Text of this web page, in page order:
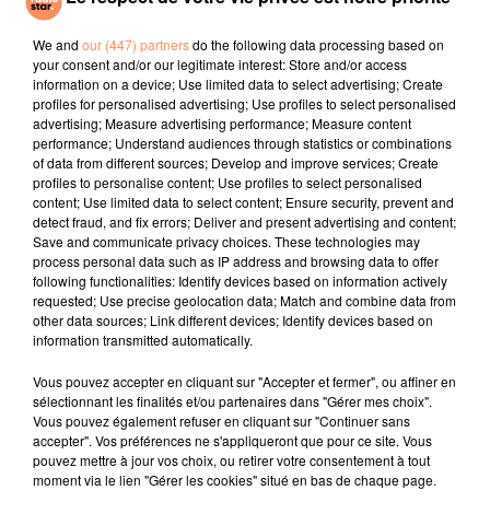
accélérer le déclin de l'industrie de la viande canine
70% des Sud-Coréens ne mangent pas de viande de
chien
La viande de chien fait depuis longtemps partie de la
tradition culinaire de la Corée du Sud, où environ un
million de chiens sont mangés chaque année, selon les
estimations. Néanmoins, cet usage décline. De plus en
plus de Sud-Coréens considèrent que le chien est
l'ami de l'homme plutôt qu'un animal de ferme
destiné à finir dans l'assiette. La pratique devient
taboue chez les jeunes générations et les défenseurs
des droits des animaux se font davantage entendre.
Selon une étude menée en 2017, 70% des Sud-
Coréens ne mangent pas de viande de chien. Mais
seuls 40% estiment qu'il faut interdire cette pratique.
Environ 65% des personnes interrogées estimaient
aussi qu'il fallait élever et abattre les chiens dans de
We and our (447) partnersdo the following data processing based on
your consent and/or our legitimate interest: Store and/or access
information on a device; Use limited data to select advertising; Create
profiles for personalised advertising; Use profiles to select personalised
advertising; Measure advertising performance; Measure content
performance; Understand audiences through statistics or combinations
of data from different sources; Develop and improve services; Create
profiles to personalise content; Use profiles to select personalised
content; Use limited data to select content; Ensure security, prevent and
detect fraud, and fix errors; Deliver and present advertising and content;
Save and communicate privacy choices. These technologies may
process personal data such as IP address and browsing data to offer
following functionalities: Identify devices based on information actively
requested; Use precise geolocation data; Match and combine data from
other data sources; Link different devices; Identify devices based on
information transmitted automatically.
Vous pouvez accepter en cliquant sur "Accepter et fermer", ou affiner en
sélectionnant les finalités et/ou partenaires dans "Gérer mes choix".
Vous pouvez également refuser en cliquant sur "Continuer sans
accepter". Vos préférences ne s'appliqueront que pour ce site. Vous
pouvez mettre à jour vos choix, ou retirer votre consentement à tout
moment via le lien "Gérer les cookies" situé en bas de chaque page.